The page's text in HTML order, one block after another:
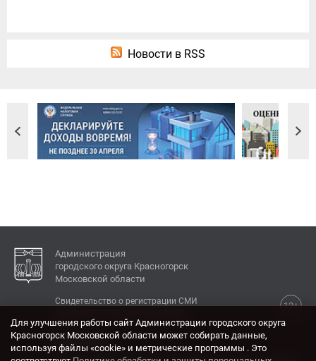
Новости в RSS
Администрация
городского округа Красногорск
Московской области
12+
Свидетельство о регистрации СМИ
КОНТАКТЫ
Для улучшения работы сайт Администрации городского округа
Красногорск Московской области может собирать данные,
используя файлы «cookie» и метрические программы . Это